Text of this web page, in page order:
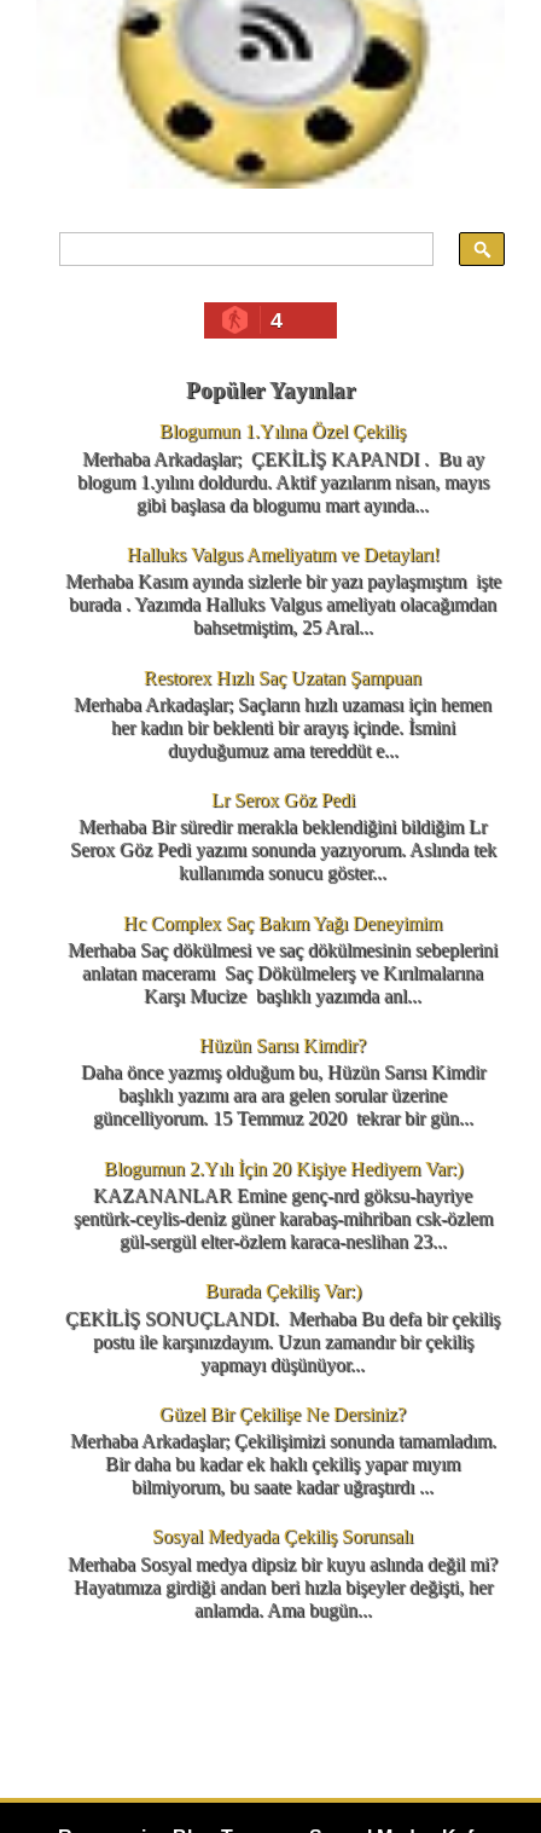
4
Popüler Yayınlar
Blogumun 1.Yılına Özel Çekiliş
Merhaba Arkadaşlar; ÇEKİLİŞ KAPANDI . Bu ay
blogum 1.yılını doldurdu. Aktif yazılarım nisan, mayıs
gibi başlasa da blogumu mart ayında...
Halluks Valgus Ameliyatım ve Detayları!
Merhaba Kasım ayında sizlerle bir yazı paylaşmıştım işte
burada . Yazımda Halluks Valgus ameliyatı olacağımdan
bahsetmiştim, 25 Aral...
Restorex Hızlı Saç Uzatan Şampuan
Merhaba Arkadaşlar; Saçların hızlı uzaması için hemen
her kadın bir beklenti bir arayış içinde. İsmini
duyduğumuz ama tereddüt e...
Lr Serox Göz Pedi
Merhaba Bir süredir merakla beklendiğini bildiğim Lr
Serox Göz Pedi yazımı sonunda yazıyorum. Aslında tek
kullanımda sonucu göster...
Hc Complex Saç Bakım Yağı Deneyimim
Merhaba Saç dökülmesi ve saç dökülmesinin sebeplerini
anlatan maceramı Saç Dökülmelerş ve Kırılmalarına
Karşı Mucize başlıklı yazımda anl...
Hüzün Sarısı Kimdir?
Daha önce yazmış olduğum bu, Hüzün Sarısı Kimdir
başlıklı yazımı ara ara gelen sorular üzerine
güncelliyorum. 15 Temmuz 2020 tekrar bir gün...
Blogumun 2.Yılı İçin 20 Kişiye Hediyem Var:)
KAZANANLAR Emine genç-nrd göksu-hayriye
şentürk-ceylis-deniz güner karabaş-mihriban csk-özlem
gül-sergül elter-özlem karaca-neslihan 23...
Burada Çekiliş Var:)
ÇEKİLİŞ SONUÇLANDI. Merhaba Bu defa bir çekiliş
postu ile karşınızdayım. Uzun zamandır bir çekiliş
yapmayı düşünüyor...
Güzel Bir Çekilişe Ne Dersiniz?
Merhaba Arkadaşlar; Çekilişimizi sonunda tamamladım.
Bir daha bu kadar ek haklı çekiliş yapar mıyım
bilmiyorum, bu saate kadar uğraştırdı ...
Sosyal Medyada Çekiliş Sorunsalı
Merhaba Sosyal medya dipsiz bir kuyu aslında değil mi?
Hayatımıza girdiği andan beri hızla bişeyler değişti, her
anlamda. Ama bugün...